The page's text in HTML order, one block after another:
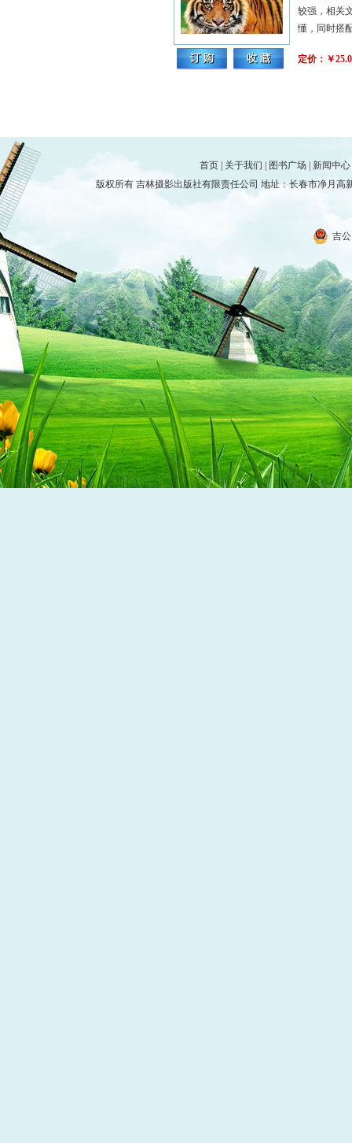
较强，相关
懂，同时搭
定价：￥
首页 关于我们 图书广场 新闻中心
版权所有 吉林摄影出版社有限责任公司 地址：长春市净月高
吉公